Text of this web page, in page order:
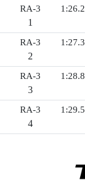
RA-3
1
1:26.2
RA-3
2
1:27.3
RA-3
3
1:28.8
RA-3
4
1:29.5